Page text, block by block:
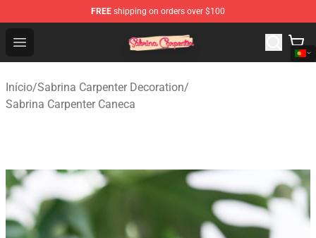
FREE shipping on orders over $100
Open menu
Sabrina Carpenter Shop - Official Sabrina Carpenter
Início/Sabrina Carpenter Decoration/
Sabrina Carpenter Caneca